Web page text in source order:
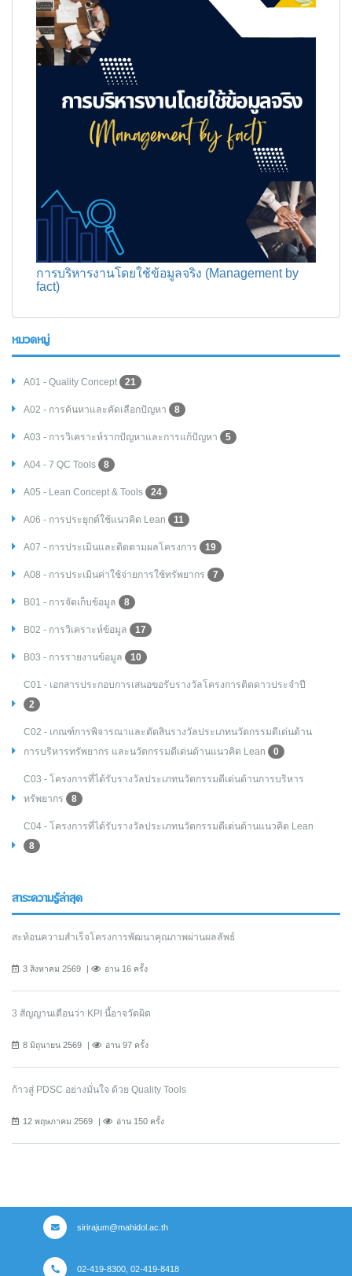
การบริหารงานโดยใช้ข้อมูลจริง (Management by
fact)
หมวดหมู่
A01 - Quality Concept 21
A02 - การค้นหาและคัดเลือกปัญหา 8
A03 - การวิเคราะห์รากปัญหาและการแก้ปัญหา 5
A04 - 7 QC Tools 8
A05 - Lean Concept & Tools 24
A06 - การประยุกต์ใช้แนวคิด Lean 11
A07 - การประเมินและติดตามผลโครงการ 19
A08 - การประเมินค่าใช้จ่ายการใช้ทรัพยากร 7
B01 - การจัดเก็บข้อมูล 8
B02 - การวิเคราะห์ข้อมูล 17
B03 - การรายงานข้อมูล 10
C01 - เอกสารประกอบการเสนอขอรับรางวัลโครงการติดดาวประจำปี
2
C02 - เกณฑ์การพิจารณาและตัดสินรางวัลประเภทนวัตกรรมดีเด่นด้าน
การบริหารทรัพยากร และนวัตกรรมดีเด่นด้านแนวคิด Lean
0
C03 - โครงการที่ได้รับรางวัลประเภทนวัตกรรมดีเด่นด้านการบริหาร
ทรัพยากร
8
C04 - โครงการที่ได้รับรางวัลประเภทนวัตกรรมดีเด่นด้านแนวคิด Lean
8
สาระความรู้ล่าสุด
สะท้อนความสำเร็จโครงการพัฒนาคุณภาพผ่านผลลัพธ์
3 สิงหาคม 2569 อ่าน 16 ครั้ง
3 สัญญานเตือนว่า KPI นี้อาจวัดผิด
8 มิถุนายน 2569 อ่าน 97 ครั้ง
ก้าวสู่ PDSC อย่างมั่นใจ ด้วย Quality Tools
12 พฤษภาคม 2569 อ่าน 150 ครั้ง
sirirajum@mahidol.ac.th
02-419-8300, 02-419-8418